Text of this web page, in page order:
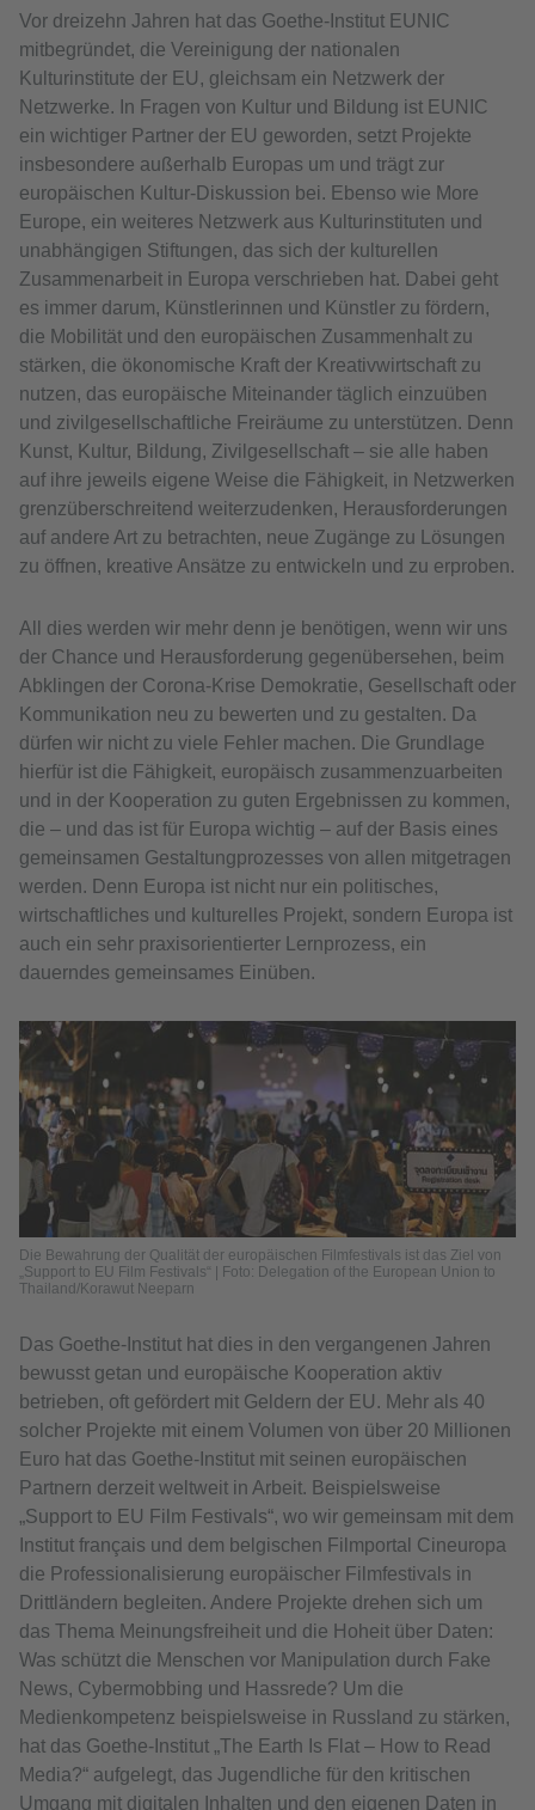
Vor dreizehn Jahren hat das Goethe-Institut EUNIC
mitbegründet, die Vereinigung der nationalen
Kulturinstitute der EU, gleichsam ein Netzwerk der
Netzwerke. In Fragen von Kultur und Bildung ist EUNIC
ein wichtiger Partner der EU geworden, setzt Projekte
insbesondere außerhalb Europas um und trägt zur
europäischen Kultur-Diskussion bei. Ebenso wie More
Europe, ein weiteres Netzwerk aus Kulturinstituten und
unabhängigen Stiftungen, das sich der kulturellen
Zusammenarbeit in Europa verschrieben hat. Dabei geht
es immer darum, Künstlerinnen und Künstler zu fördern,
die Mobilität und den europäischen Zusammenhalt zu
stärken, die ökonomische Kraft der Kreativwirtschaft zu
nutzen, das europäische Miteinander täglich einzuüben
und zivilgesellschaftliche Freiräume zu unterstützen. Denn
Kunst, Kultur, Bildung, Zivilgesellschaft – sie alle haben
auf ihre jeweils eigene Weise die Fähigkeit, in Netzwerken
grenzüberschreitend weiterzudenken, Herausforderungen
auf andere Art zu betrachten, neue Zugänge zu Lösungen
zu öffnen, kreative Ansätze zu entwickeln und zu erproben.
All dies werden wir mehr denn je benötigen, wenn wir uns
der Chance und Herausforderung gegenübersehen, beim
Abklingen der Corona-Krise Demokratie, Gesellschaft oder
Kommunikation neu zu bewerten und zu gestalten. Da
dürfen wir nicht zu viele Fehler machen. Die Grundlage
hierfür ist die Fähigkeit, europäisch zusammenzuarbeiten
und in der Kooperation zu guten Ergebnissen zu kommen,
die – und das ist für Europa wichtig – auf der Basis eines
gemeinsamen Gestaltungprozesses von allen mitgetragen
werden. Denn Europa ist nicht nur ein politisches,
wirtschaftliches und kulturelles Projekt, sondern Europa ist
auch ein sehr praxisorientierter Lernprozess, ein
dauerndes gemeinsames Einüben.
Die Bewahrung der Qualität der europäischen Filmfestivals ist das Ziel von
„Support to EU Film Festivals“ | Foto: Delegation of the European Union to
Thailand/Korawut Neeparn
Das Goethe-Institut hat dies in den vergangenen Jahren
bewusst getan und europäische Kooperation aktiv
betrieben, oft gefördert mit Geldern der EU. Mehr als 40
solcher Projekte mit einem Volumen von über 20 Millionen
Euro hat das Goethe-Institut mit seinen europäischen
Partnern derzeit weltweit in Arbeit. Beispielsweise
„Support to EU Film Festivals“, wo wir gemeinsam mit dem
Institut français und dem belgischen Filmportal Cineuropa
die Professionalisierung europäischer Filmfestivals in
Drittländern begleiten. Andere Projekte drehen sich um
das Thema Meinungsfreiheit und die Hoheit über Daten:
Was schützt die Menschen vor Manipulation durch Fake
News, Cybermobbing und Hassrede? Um die
Medienkompetenz beispielsweise in Russland zu stärken,
hat das Goethe-Institut „The Earth Is Flat – How to Read
Media?“ aufgelegt, das Jugendliche für den kritischen
Umgang mit digitalen Inhalten und den eigenen Daten in